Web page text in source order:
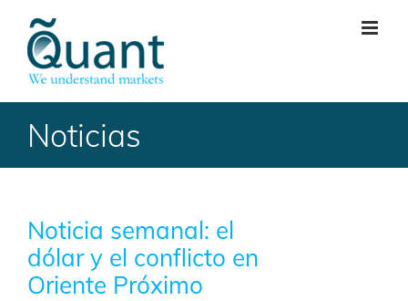
content
Noticias
Noticia semanal: el
dólar y el conflicto en
Oriente Próximo